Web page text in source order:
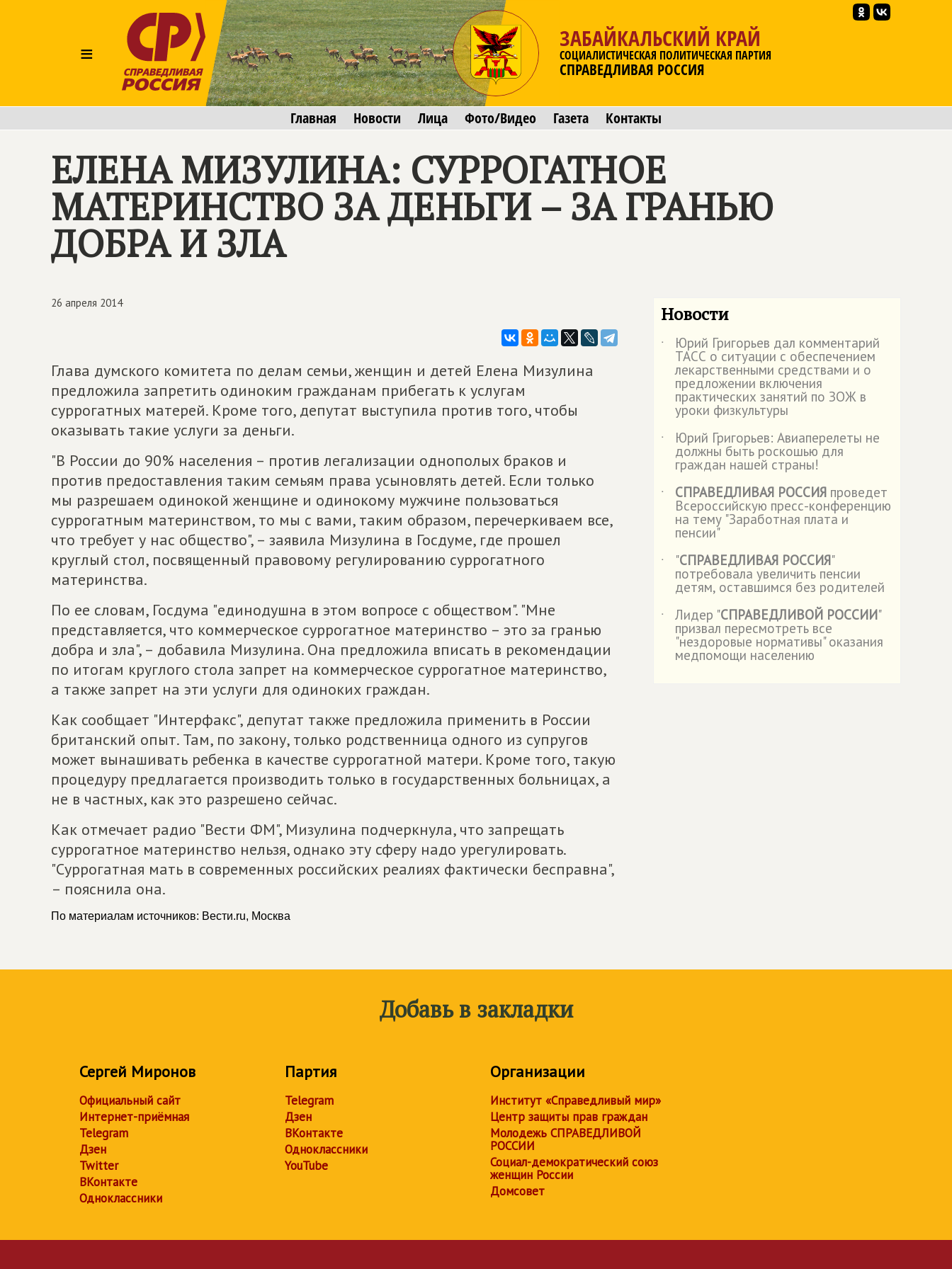
≡
ЗАБАЙКАЛЬСКИЙ КРАЙ
СОЦИАЛИСТИЧЕСКАЯ ПОЛИТИЧЕСКАЯ ПАРТИЯ
СПРАВЕДЛИВАЯ РОССИЯ
Главная Новости Лица Фото/Видео Газета Контакты
ЕЛЕНА МИЗУЛИНА: СУРРОГАТНОЕ
МАТЕРИНСТВО ЗА ДЕНЬГИ – ЗА ГРАНЬЮ
ДОБРА И ЗЛА
26 апреля 2014
Глава думского комитета по делам семьи, женщин и детей Елена Мизулина
предложила запретить одиноким гражданам прибегать к услугам
суррогатных матерей. Кроме того, депутат выступила против того, чтобы
оказывать такие услуги за деньги.
"В России до 90% населения – против легализации однополых браков и
против предоставления таким семьям права усыновлять детей. Если только
мы разрешаем одинокой женщине и одинокому мужчине пользоваться
суррогатным материнством, то мы с вами, таким образом, перечеркиваем все,
что требует у нас общество", – заявила Мизулина в Госдуме, где прошел
круглый стол, посвященный правовому регулированию суррогатного
материнства.
По ее словам, Госдума "единодушна в этом вопросе с обществом". "Мне
представляется, что коммерческое суррогатное материнство – это за гранью
добра и зла", – добавила Мизулина. Она предложила вписать в рекомендации
по итогам круглого стола запрет на коммерческое суррогатное материнство,
а также запрет на эти услуги для одиноких граждан.
Как сообщает "Интерфакс", депутат также предложила применить в России
британский опыт. Там, по закону, только родственница одного из супругов
может вынашивать ребенка в качестве суррогатной матери. Кроме того, такую
процедуру предлагается производить только в государственных больницах, а
не в частных, как это разрешено сейчас.
Как отмечает радио "Вести ФМ", Мизулина подчеркнула, что запрещать
суррогатное материнство нельзя, однако эту сферу надо урегулировать.
"Суррогатная мать в современных российских реалиях фактически бесправна",
– пояснила она.
По материалам источников: Вести.ru, Москва
Новости
˙ Юрий Григорьев дал комментарий
ТАСС о ситуации с обеспечением
лекарственными средствами и о
предложении включения
практических занятий по ЗОЖ в
уроки физкультуры
˙
Юрий Григорьев: Авиаперелеты не
должны быть роскошью для
граждан нашей страны!
˙
СПРАВЕДЛИВАЯ РОССИЯ проведет
Всероссийскую пресс-конференцию
на тему "Заработная плата и
пенсии"
˙
"СПРАВЕДЛИВАЯ РОССИЯ"
потребовала увеличить пенсии
детям, оставшимся без родителей
˙
Лидер "СПРАВЕДЛИВОЙ РОССИИ"
призвал пересмотреть все
"нездоровые нормативы" оказания
медпомощи населению
Добавь в закладки
Сергей Миронов
Официальный сайт
Интернет-приёмная
Telegram
Дзен
Twitter
ВКонтакте
Одноклассники
Партия
Telegram
Дзен
ВКонтакте
Одноклассники
YouTube
Организации
Институт «Справедливый мир»
Центр защиты прав граждан
Молодежь СПРАВЕДЛИВОЙ
РОССИИ
Социал-демократический союз
женщин России
Домсовет